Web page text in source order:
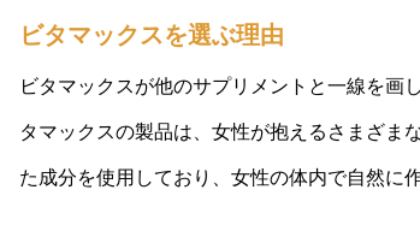
ビタマックスを選ぶ理由
ビタマックスが他のサプリメントと一線を画
タマックスの製品は、女性が抱えるさまざま
た成分を使用しており、女性の体内で自然に